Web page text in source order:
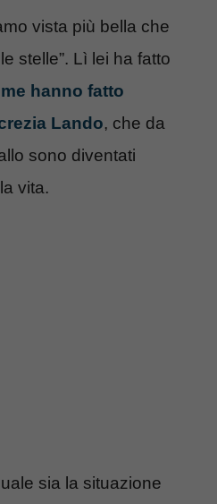
vista più bella che
stelle”. Lì lei ha fatto
hanno fatto
Lando, che da
sono diventati
vita.
sia la situazione